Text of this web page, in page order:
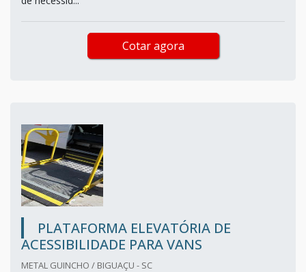
Cotar agora
PLATAFORMA ELEVATÓRIA DE
ACESSIBILIDADE PARA VANS
METAL GUINCHO / BIGUAÇU - SC